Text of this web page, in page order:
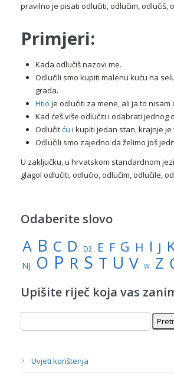
pravilno je pisati odlučiti, odlučim, odlučiš,
Primjeri:
Kada odlučiš nazovi me.
Odlučili smo kupiti malenu kuću na
grada.
Htio je odlučiti za mene, ali ja to nisam
Kad ćeš više odlučiti i odabrati jednog
Odlučitću i kupiti jedan stan, krajnje je
Odlučili smo zajedno da želimo još
U zaključku, u hrvatskom standardnom
glagol odlučiti, odlučio, odlučim, odlučile,
Odaberite slovo
A B C D Dž E F G H I J
NJ O P R S T U V W Z
Upišite riječ koja vas
Uvjeti korištenja